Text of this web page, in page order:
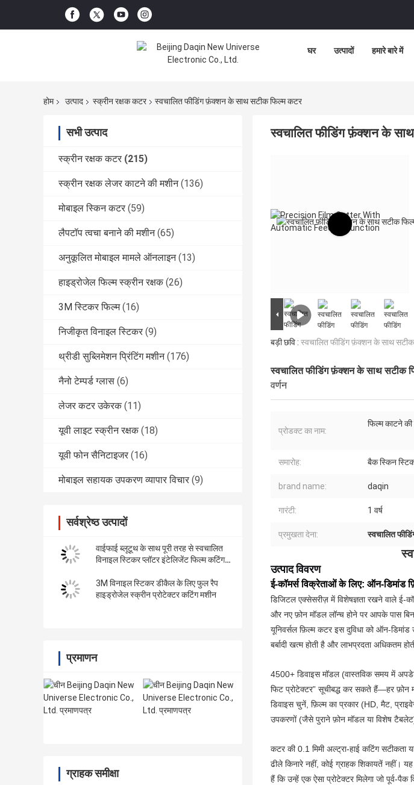
घर उत्पादों हमारे बारे में
होम उत्पाद स्क्रीन रक्षक कटर स्वचालित फीडिंग फ़ंक्शन के साथ सटीक फिल्म कटर
सभी उत्पाद
स्क्रीन रक्षक कटर (215)
स्क्रीन रक्षक लेजर काटने की मशीन (136)
मोबाइल स्किन कटर (59)
लैपटॉप त्वचा बनाने की मशीन (65)
अनुकूलित मोबाइल मामले ऑनलाइन (13)
हाइड्रोजेल फिल्म स्क्रीन रक्षक (26)
3M स्टिकर फिल्म (16)
निजीकृत विनाइल स्टिकर (9)
थ्रीडी सुब्लिमेशन प्रिंटिंग मशीन (176)
नैनो टेम्पर्ड ग्लास (6)
लेजर कटर उकेरक (11)
यूवी लाइट स्क्रीन रक्षक (18)
यूवी फोन सैनिटाइजर (16)
मोबाइल सहायक उपकरण व्यापार विचार (9)
सर्वश्रेष्ठ उत्पादों
वाईफाई ब्लूटूथ के साथ पूरी तरह से स्वचालित
विनाइल स्टिकर प्लॉटर इंटेलिजेंट फिल्म कटिंग
3M विनाइल स्टिकर डीकैल के लिए फुल रैप
हाइड्रोजेल स्क्रीन प्रोटेक्टर कटिंग मशीन
प्रमाणन
ग्राहक समीक्षा
स्वचालित फीडिंग फ़ंक्शन के
बड़ी छवि : स्वचालित फीडिंग फ़ंक्शन के साथ
स्वचालित फीडिंग फ़ंक्शन के साथ सटीक
वर्णन
प्रोडक्ट का नाम:
फिल्म काटने की
समारोह: बैक स्किन
brand name: daqin
गारंटी: 1 वर्ष
प्रमुखता देना: स्वचालित
उत्पाद विवरण
ई-कॉमर्स विक्रेताओं के लिए: ऑन-डिमांड
डिजिटल एक्सेसरीज़ में विशेषज्ञता रखने वाले ई-
और नए फ़ोन मॉडल लॉन्च होने पर आपके पास
यूनिवर्सल फ़िल्म कटर इस दुविधा को ऑन-
बर्बादी खत्म होती है और लाभप्रदता अधिकतम
4500+ डिवाइस मॉडल (वास्तविक समय में
फिट प्रोटेक्टर” सूचीबद्ध कर सकते हैं—हर
डिवाइस चुनें, फ़िल्म का प्रकार (HD, मैट,
उपकरणों (जैसे पुराने फ़ोन मॉडल या विशेष
कटर की 0.1 मिमी अल्ट्रा-हाई कटिंग
ढीले किनारे नहीं, कोई ग्राहक शिकायतें नहीं।
हैं कि उन्हें एक ऐसा प्रोटेक्टर मिलेगा जो पूर्व-